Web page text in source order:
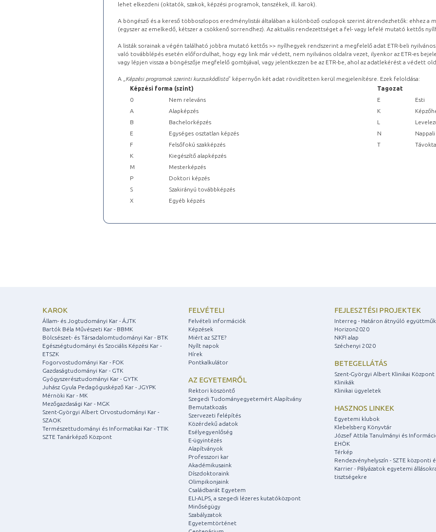
lehet elkezdeni (oktatók, szakok, képzési programok, tanszékek, ill. karok).
A böngésző és a kereső többoszlopos eredménylistái általában a különböző oszlopok szerint átrendezhetők: ehhez a
(egyszer az emelkedő, kétszer a csökkenő sorrendhez). Az aktuális rendezettséget a fel- vagy lefelé mutató kettős
A listák sorainak a végén található jobbra mutató kettős >> nyílhegyek rendszerint a megfelelő adat ETR-beli
való továbblépés esetén előfordulhat, hogy egy link már védett, nem nyilvános oldalra vezet, ilyenkor az ETR-es
vagy lépjen vissza a böngészője megfelelő gombjával, vagy jelentkezzen be az ETR-be, ahol az adatlekérést a védett
A „ Képzési programok szerinti kurzuskódlista” képernyőn két adat rövidítetten kerül megjelenítésre. Ezek feloldása:
Képzési forma (szint)
Tagozat
0
Nem releváns E
Esti
A
Alapképzés K
B
Bachelorképzés L
E
Egységes osztatlan képzés N
Nappali
F
Felsőfokú szakképzés T
K
Kiegészítő alapképzés
M
Mesterképzés
P
Doktori képzés
S
Szakirányú továbbképzés
X
Egyéb képzés
KAROK
Állam- és Jogtudományi Kar - ÁJTK
Bartók Béla Művészeti Kar - BBMK
Bölcsészet- és Társadalomtudományi Kar - BTK
Egészségtudományi és Szociális Képzési Kar -
ETSZK
Fogorvostudományi Kar - FOK
Gazdaságtudományi Kar - GTK
Gyógyszerésztudományi Kar - GYTK
Juhász Gyula Pedagógusképző Kar - JGYPK
Mérnöki Kar - MK
Mezőgazdasági Kar - MGK
Szent-Györgyi Albert Orvostudományi Kar -
SZAOK
Természettudományi és Informatikai Kar - TTIK
SZTE Tanárképző Központ
FELVÉTELI
Felvételi információk
Képzések
Miért az SZTE?
Nyílt napok
Hírek
Pontkalkulátor
AZ EGYETEMRŐL
Rektori köszöntő
Szegedi Tudományegyetemért Alapítvány
Bemutatkozás
Szervezeti felépítés
Közérdekű adatok
Esélyegyenlőség
E-ügyintézés
Alapítványok
Professzori kar
Akadémikusaink
Díszdoktoraink
Olimpikonjaink
Családbarát Egyetem
ELI-ALPS, a szegedi lézeres kutatóközpont
Minőségügy
Szabályzatok
Egyetemtörténet
FEJLESZTÉSI PROJEKTEK
Interreg - Határon átnyúló
Horizon2020
NKFI alap
Széchenyi 2020
BETEGELLÁTÁS
Szent-Györgyi Albert Klinikai Központ
Klinikák
Klinikai ügyeletek
HASZNOS LINKEK
Egyetemi klubok
Klebelsberg Könyvtár
József Attila Tanulmányi és
EHÖK
Térkép
Rendezvényhelyszín - SZTE központi
Karrier - Pályázatok egyetemi
tisztségekre